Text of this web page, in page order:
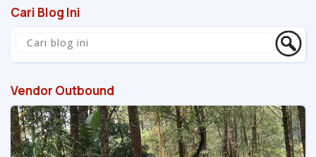
Cari Blog Ini
Vendor Outbound